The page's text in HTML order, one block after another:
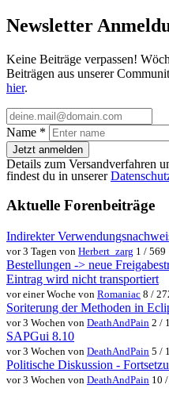
Newsletter
Keine Beiträge verpassen!
Beiträgen aus unserer
hier.
Name *
Jetzt anmelden
Details zum Versandverfahren
findest du in unserer
Aktuelle Forenbeiträge
Indirekter
vor 3 Tagen von Herbert_zarg 1 / 569
Bestellungen -> neue
Eintrag wird nicht transportiert
vor einer Woche von Romaniac 8 /
Soriterung der Methoden in
vor 3 Wochen von DeathAndPain 2 /
SAPGui 8.10
vor 3 Wochen von DeathAndPain 5 /
Politische Diskussion -
vor 3 Wochen von DeathAndPain 10